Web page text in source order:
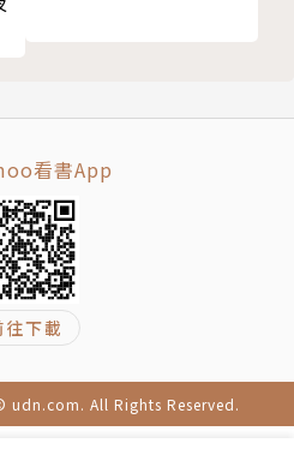
看書App
往下載
udn.com. All Rights Reserved.